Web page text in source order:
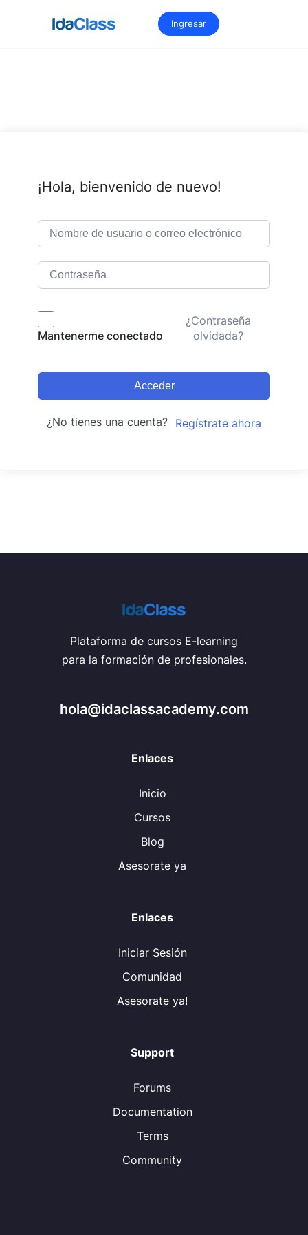
Ingresar
¡Hola, bienvenido de nuevo!
Mantenerme conectado
¿Contraseña
olvidada?
Acceder
¿No tienes una cuenta? Regístrate ahora
Plataforma de cursos E-learning
para la formación de profesionales.
hola@idaclassacademy.com
Enlaces
Inicio
Cursos
Blog
Asesorate ya
Enlaces
Iniciar Sesión
Comunidad
Asesorate ya!
Support
Forums
Documentation
Terms
Community